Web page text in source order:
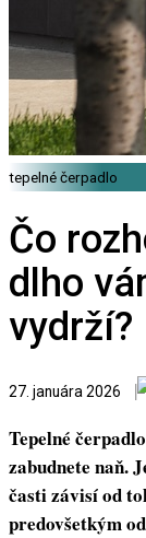
tepelné čerpadlo
Čo
dlho
vydrží?
27. januára 2026
Tepelné
zabudnete naň.
časti závisí od
predovšetkým